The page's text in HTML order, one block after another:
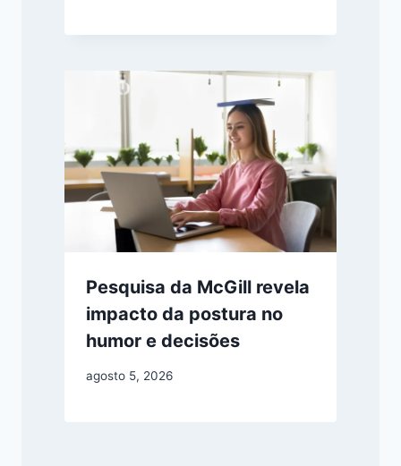
Pesquisa da McGill revela
impacto da postura no
humor e decisões
agosto 5, 2026